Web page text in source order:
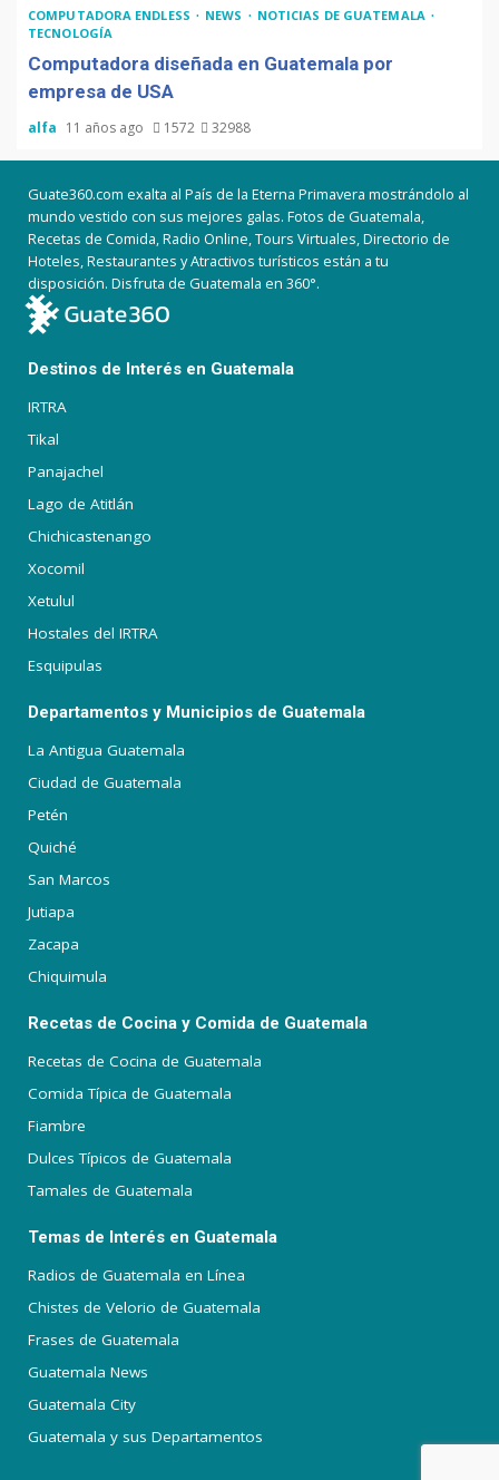
COMPUTADORA ENDLESS NEWS
NOTICIAS DE GUATEMALA
TECNOLOGÍA
Computadora diseñada en Guatemala por
empresa de USA
alfa 11 años ago 1572 32988
Guate360.com exalta al País de la Eterna Primavera mostrándolo al
mundo vestido con sus mejores galas. Fotos de Guatemala,
Recetas de Comida, Radio Online, Tours Virtuales, Directorio de
Hoteles, Restaurantes y Atractivos turísticos están a tu
disposición. Disfruta de Guatemala en 360°.
Destinos de Interés en Guatemala
IRTRA
Tikal
Panajachel
Lago de Atitlán
Chichicastenango
Xocomil
Xetulul
Hostales del IRTRA
Esquipulas
Departamentos y Municipios de Guatemala
La Antigua Guatemala
Ciudad de Guatemala
Petén
Quiché
San Marcos
Jutiapa
Zacapa
Chiquimula
Recetas de Cocina y Comida de Guatemala
Recetas de Cocina de Guatemala
Comida Típica de Guatemala
Fiambre
Dulces Típicos de Guatemala
Tamales de Guatemala
Temas de Interés en Guatemala
Radios de Guatemala en Línea
Chistes de Velorio de Guatemala
Frases de Guatemala
Guatemala News
Guatemala City
Guatemala y sus Departamentos